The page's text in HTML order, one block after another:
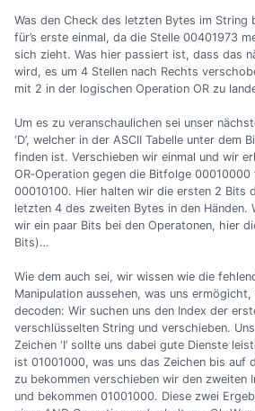
Was den Check des letzten Bytes im
für’s erste einmal, da die Stelle 00401973
sich zieht. Was hier passiert ist, dass das
wird, es um 4 Stellen nach Rechts
mit 2 in der logischen Operation OR zu
Um es zu veranschaulichen sei unser
‘D’, welcher in der ASCII Tabelle unter dem
finden ist. Verschieben wir einmal und wir
OR‐Operation gegen die Bitfolge
00010100. Hier halten wir die ersten 2 Bits
letzten 4 des zweiten Bytes in den Händen.
wir ein paar Bits bei den Operatonen, hier
Bits)…
Wie dem auch sei, wir wissen wie die
Manipulation aussehen, was uns
decoden: Wir suchen uns den Index der
verschlüsselten String und verschieben.
Zeichen ‘I’ sollte uns dabei gute Dienste
ist 01001000, was uns das Zeichen bis auf
zu bekommen verschieben wir den zweiten
und bekommen 01001000. Diese zwei